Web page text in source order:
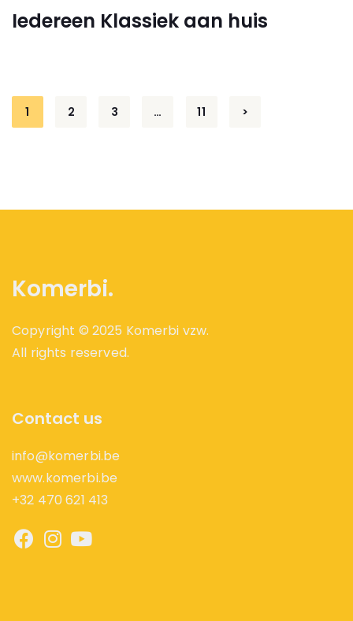
Iedereen Klassiek aan huis
Posts
1 2 3 … 11 >
Komerbi.
Copyright © 2025 Komerbi vzw.
All rights reserved.
Contact us
info@komerbi.be
www.komerbi.be
+32 470 621 413